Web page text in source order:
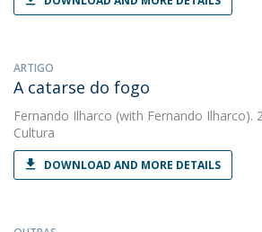
ARTIGO
A catarse do fogo
Fernando Ilharco (with Fernando Ilharco).
Cultura
DOWNLOAD AND MORE DETAILS